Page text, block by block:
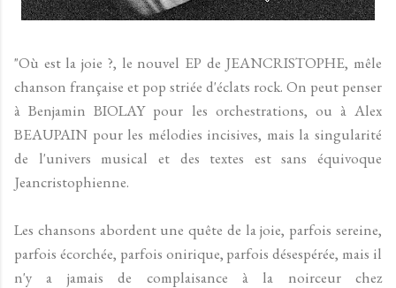
"Où est la joie ?, le nouvel EP de JEANCRISTOPHE, mêle
chanson française et pop striée d'éclats rock. On peut penser
à Benjamin BIOLAY pour les orchestrations, ou à Alex
BEAUPAIN pour les mélodies incisives, mais la singularité
de l'univers musical et des textes est sans équivoque
Jeancristophienne.
Les chansons abordent une quête de la joie, parfois sereine,
parfois écorchée, parfois onirique, parfois désespérée, mais il
n'y a jamais de complaisance à la noirceur chez